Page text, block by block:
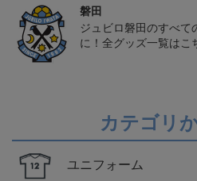
磐田
ジュビロ磐田のすべて
に！全グッズ一覧はこ
カテゴリ
ユニフォーム